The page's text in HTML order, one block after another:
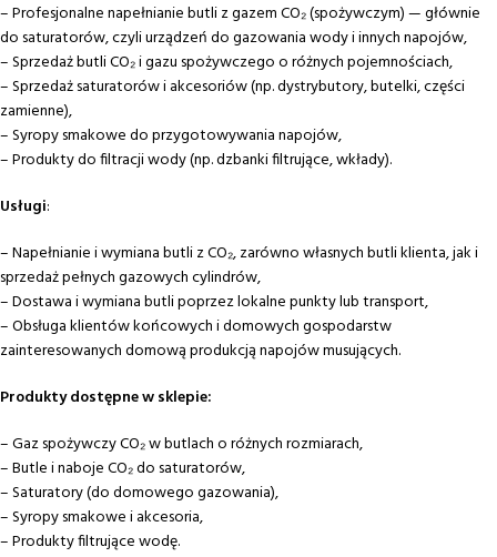
– Profesjonalne napełnianie butli z gazem CO₂ (spożywczym) — głównie
do saturatorów, czyli urządzeń do gazowania wody i innych napojów,
– Sprzedaż butli CO₂ i gazu spożywczego o różnych pojemnościach,
– Sprzedaż saturatorów i akcesoriów (np. dystrybutory, butelki, części
zamienne),
– Syropy smakowe do przygotowywania napojów,
– Produkty do filtracji wody (np. dzbanki filtrujące, wkłady).
Usługi:
– Napełnianie i wymiana butli z CO₂, zarówno własnych butli klienta, jak i
sprzedaż pełnych gazowych cylindrów,
– Dostawa i wymiana butli poprzez lokalne punkty lub transport,
– Obsługa klientów końcowych i domowych gospodarstw
zainteresowanych domową produkcją napojów musujących.
Produkty dostępne w sklepie:
– Gaz spożywczy CO₂ w butlach o różnych rozmiarach,
– Butle i naboje CO₂ do saturatorów,
– Saturatory (do domowego gazowania),
– Syropy smakowe i akcesoria,
– Produkty filtrujące wodę.